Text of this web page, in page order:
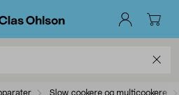
Slow cookere og multicookere